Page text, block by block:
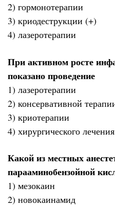
2) гормонотерапии
3) криодеструкции (+)
4) лазеротерапии
При активном росте
показано проведение
1) лазеротерапии
2) консервативной
3) криотерапии
4) хирургического лечения
Какой из местных
парааминобензойной
1) мезокаин
2) новокаинамид